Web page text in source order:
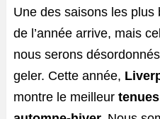
Une des saisons les
de l’année arrive, mais
nous serons
geler. Cette année,
montre le meilleur